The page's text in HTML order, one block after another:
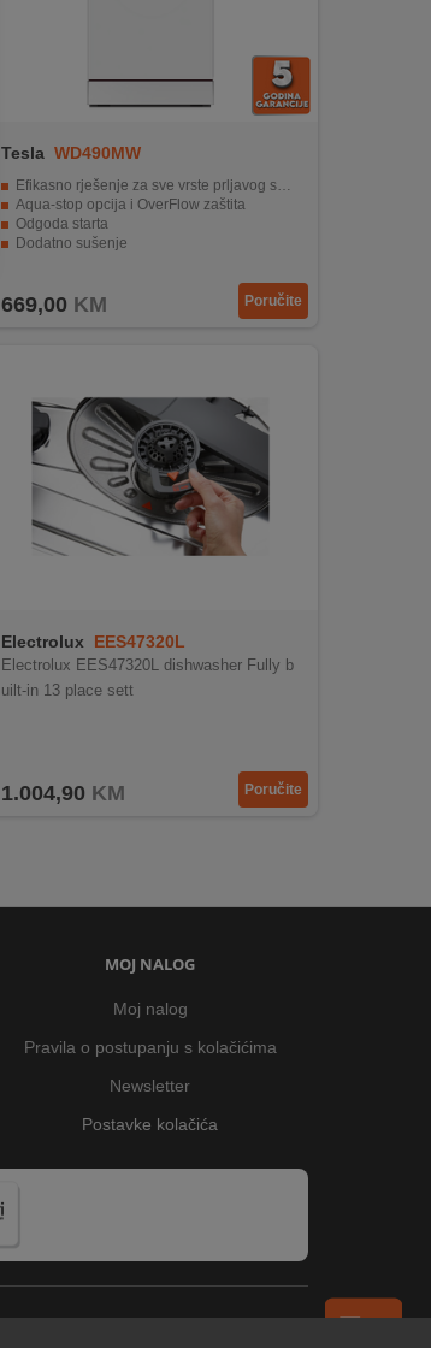
Tesla WD490MW
Efikasno rješenje za sve vrste prljavog suđa
Aqua-stop opcija i OverFlow zaštita
Odgoda starta
Dodatno sušenje
669,00 KM Poručite
Electrolux EES47320L
Electrolux EES47320L dishwasher Fully b
uilt-in 13 place sett
1.004,90 KM Poručite
MOJ NALOG
Moj nalog
Pravila o postupanju s kolačićima
Newsletter
Postavke kolačića